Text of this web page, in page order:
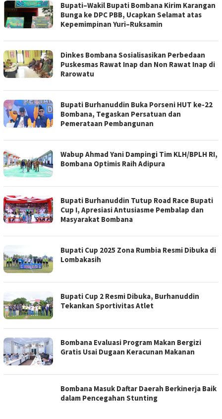
Bupati–Wakil Bupati Bombana Kirim Karangan
Bunga ke DPC PBB, Ucapkan Selamat atas
Kepemimpinan Yuri–Ruksamin
Dinkes Bombana Sosialisasikan Perbedaan
Puskesmas Rawat Inap dan Non Rawat Inap di
Rarowatu
Bupati Burhanuddin Buka Porseni HUT ke-22
Bombana, Tegaskan Persatuan dan
Pemerataan Pembangunan
Wabup Ahmad Yani Dampingi Tim KLH/BPLH RI,
Bombana Optimis Raih Adipura
Bupati Burhanuddin Tutup Road Race Bupati
Cup I, Apresiasi Antusiasme Pembalap dan
Masyarakat Bombana
Bupati Cup 2025 Zona Rumbia Resmi Dibuka di
Lombakasih
Bupati Cup 2 Resmi Dibuka, Burhanuddin
Tekankan Sportivitas Atlet
Bombana Evaluasi Program Makan Bergizi
Gratis Usai Dugaan Keracunan Makanan
Bombana Masuk Daftar Daerah Berkinerja Baik
dalam Pencegahan Stunting